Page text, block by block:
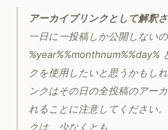
アーカイブリンクとして解釈
一日に一投稿しか公開しない
%year%%monthnum%%day%
クを使用したいと思うかもし
ンクはその日の全投稿のアー
れることに注意してください
クは、少なくとも